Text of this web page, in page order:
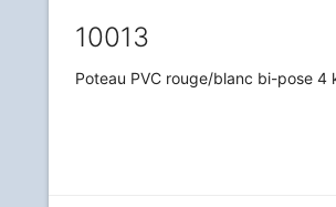
10013
Poteau PVC rouge/blanc bi-pose 4